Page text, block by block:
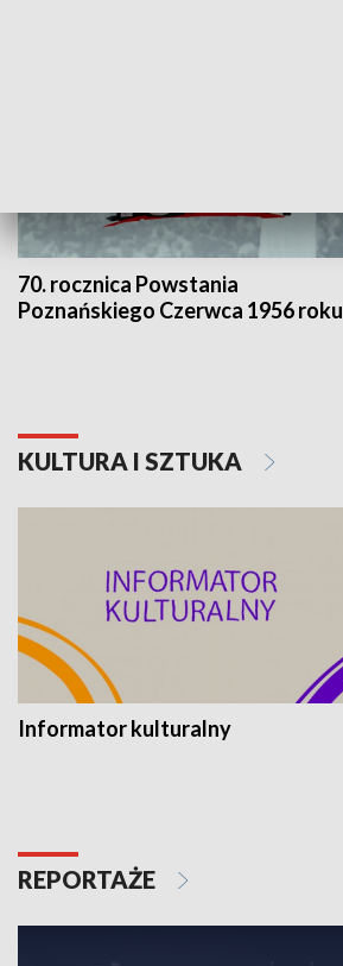
70. rocznica Powstania
Poznańskiego Czerwca 1956 roku
KULTURA I SZTUKA
Informator kulturalny
REPORTAŻE